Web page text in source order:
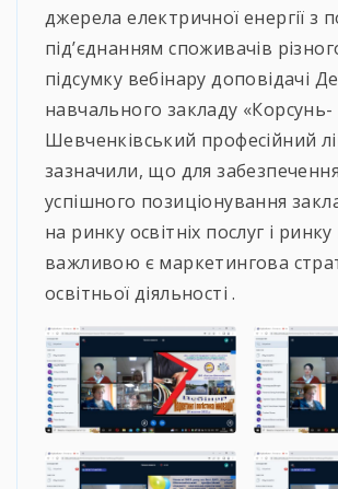
джерела електричної енергії з
під’єднанням споживачів
підсумку вебінару доповідачі
навчального закладу «Корсунь-
Шевченківський професійний
зазначили, що для забезпечення
успішного позиціонування
на ринку освітніх послуг і ринку
важливою є маркетингова
освітньої діяльності .